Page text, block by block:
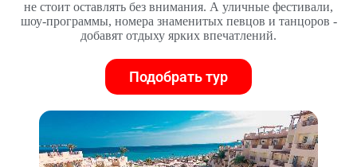
не стоит оставлять без внимания. А уличные фестивали,
шоу-программы, номера знаменитых певцов и танцоров -
добавят отдыху ярких впечатлений.
Подобрать тур